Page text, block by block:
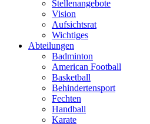
Stellenangebote
Vision
Aufsichtsrat
Wichtiges
Abteilungen
Badminton
American Football
Basketball
Behindertensport
Fechten
Handball
Karate